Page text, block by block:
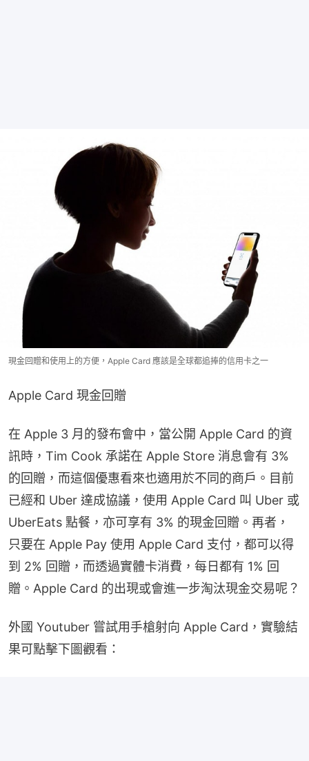
現金回贈和使用上的方便，Apple Card 應該是全球都追捧的信用卡之一
Apple Card 現金回贈
在 Apple 3 月的發布會中，當公開 Apple Card 的資
訊時，Tim Cook 承諾在 Apple Store 消息會有 3%
的回贈，而這個優惠看來也適用於不同的商戶。目前
已經和 Uber 達成協議，使用 Apple Card 叫 Uber 或
UberEats 點餐，亦可享有 3% 的現金回贈。再者，
只要在 Apple Pay 使用 Apple Card 支付，都可以得
到 2% 回贈，而透過實體卡消費，每日都有 1% 回
贈。Apple Card 的出現或會進一步淘汰現金交易呢？
外國 Youtuber 嘗試用手槍射向 Apple Card，實驗結
果可點擊下圖觀看：